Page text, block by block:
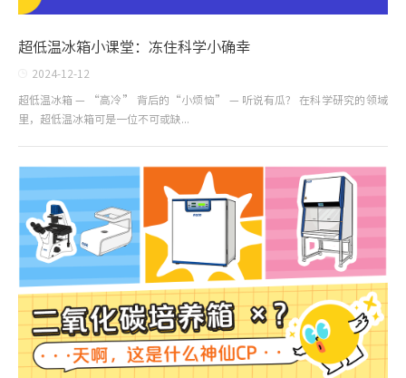
超低温冰箱小课堂：冻住科学小确幸
2024-12-12
超低温冰箱 — “高冷” 背后的“小烦恼” — 听说有瓜？ 在科学研究的领域
里，超低温冰箱可是一位不可或缺...